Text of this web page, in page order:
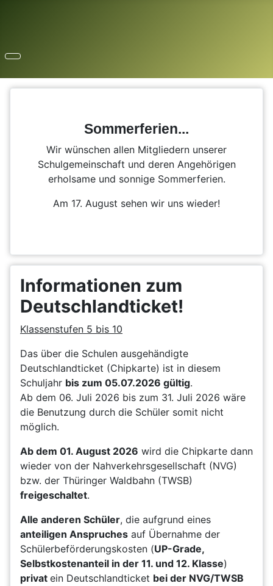
Sommerferien...
Wir wünschen allen Mitgliedern unserer
Schulgemeinschaft und deren Angehörigen
erholsame und sonnige Sommerferien.
Am 17. August sehen wir uns wieder!
Informationen zum
Deutschlandticket!
Klassenstufen 5 bis 10
Das über die Schulen ausgehändigte
Deutschlandticket (Chipkarte) ist in diesem
Schuljahr bis zum 05.07.2026 gültig.
Ab dem 06. Juli 2026 bis zum 31. Juli 2026 wäre
die Benutzung durch die Schüler somit nicht
möglich.
Ab dem 01. August 2026 wird die Chipkarte dann
wieder von der Nahverkehrsgesellschaft (NVG)
bzw. der Thüringer Waldbahn (TWSB)
freigeschaltet.
Alle anderen Schüler, die aufgrund eines
anteiligen Anspruches auf Übernahme der
Schülerbeförderungskosten (UP-Grade,
Selbstkostenanteil in der 11. und 12. Klasse)
privat ein Deutschlandticket bei der NVG/TWSB